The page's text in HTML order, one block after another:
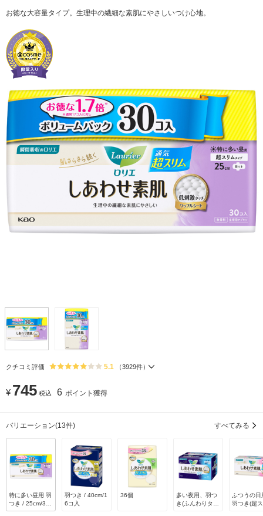
お徳な大容量タイプ。生理中の繊細な素肌にやさしいつけ心地。
クチコミ評価 5.1 （3929件）
¥ 745 税込 6 ポイント獲得
バリエーション(13件) すべてみる
特に多い昼用 羽
つき / 25cm/30
個(ボリュームパ
羽つき / 40cm/1
6コ入
36個
多い夜用、羽つ
き(ふんわりタイ
ふつうの日
羽つき(超